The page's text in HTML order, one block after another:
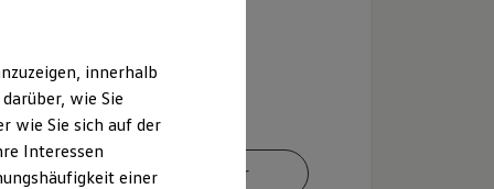
Ansprechpartner
innerhalb
wie Sie
wie Sie sich auf der
Interessen
einer